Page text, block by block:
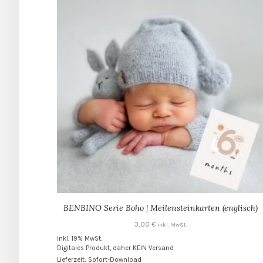
BENBINO Serie Boho | Meilensteinkarten (englisch)
3,00 € inkl. MwSt.
inkl. 19% MwSt.
Digitales Produkt, daher KEIN Versand
Lieferzeit: Sofort-Download